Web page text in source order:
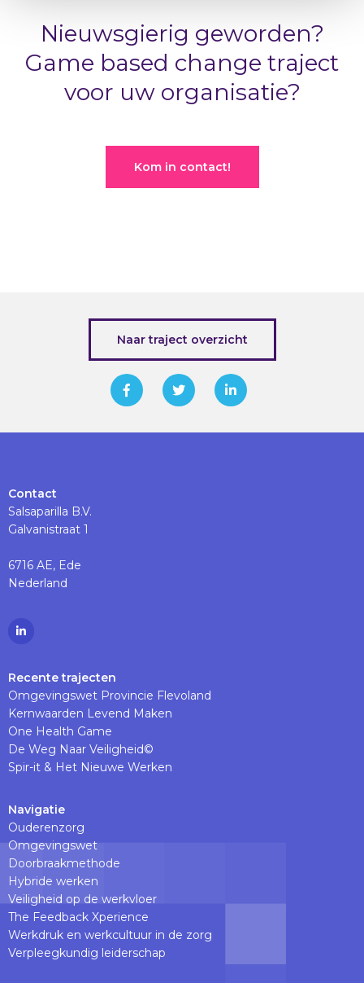
Nieuwsgierig geworden?
Game based change traject
voor uw organisatie?
Kom in contact!
Naar traject overzicht
Contact
Salsaparilla B.V.
Galvanistraat 1
6716 AE, Ede
Nederland
Ga
Linkedinpagina
Recente trajecten
Omgevingswet Provincie Flevoland
Kernwaarden Levend Maken
One Health Game
De Weg Naar Veiligheid©
Spir-it & Het Nieuwe Werken
Navigatie
Ouderenzorg
Omgevingswet
Doorbraakmethode
Hybride werken
Veiligheid op de werkvloer
The Feedback Xperience
Werkdruk en werkcultuur in de zorg
Verpleegkundig leiderschap